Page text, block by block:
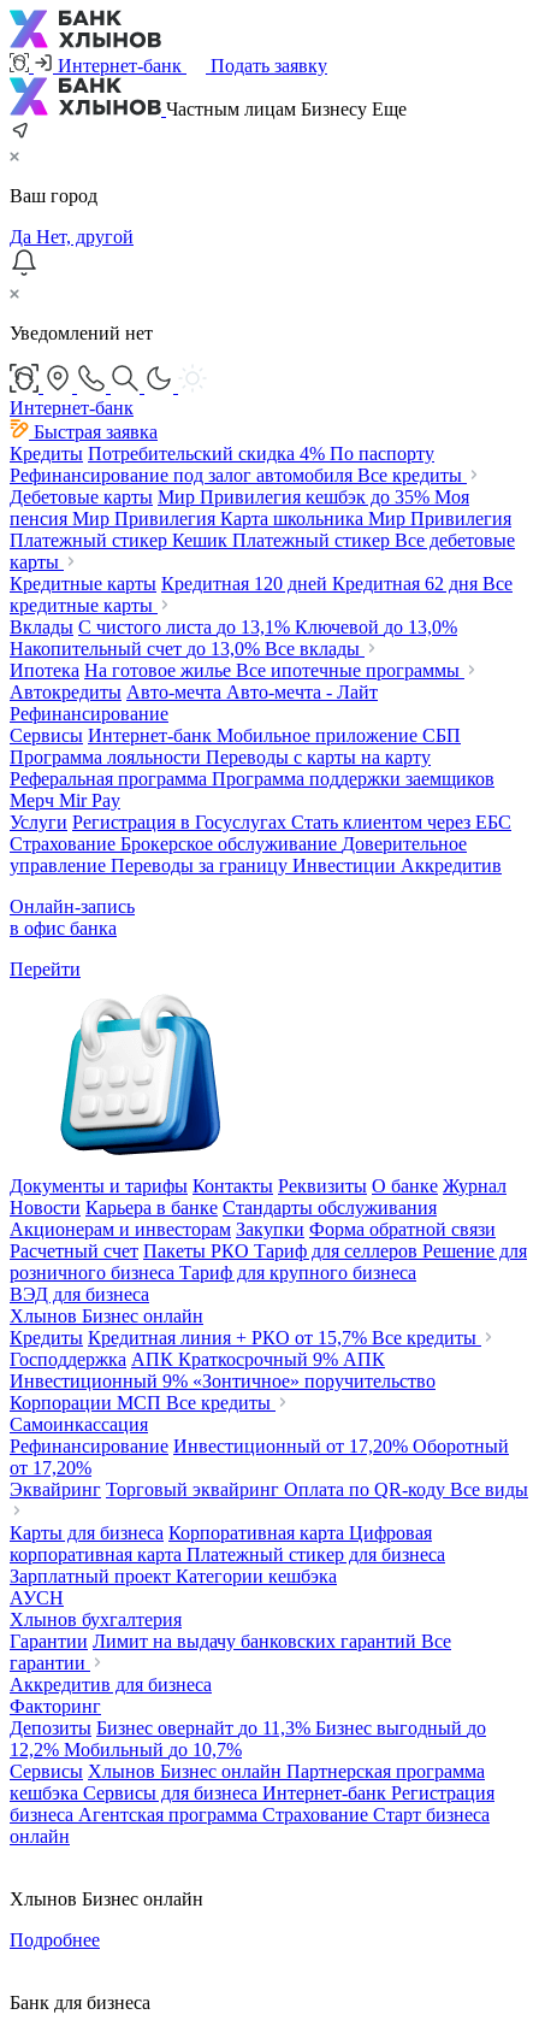
Интернет-банк Подать заявку
Частным лицам Бизнесу Еще
Ваш город
Да Нет, другой
Уведомлений нет
Интернет-банк
Быстрая заявка
Кредиты Потребительский скидка 4% По паспорту
Рефинансирование под залог автомобиля Все кредиты
Дебетовые карты Мир Привилегия кешбэк до 35% Моя
пенсия Мир Привилегия Карта школьника Мир Привилегия
Платежный стикер Кешик Платежный стикер Все дебетовые
карты
Кредитные карты Кредитная 120 дней Кредитная 62 дня Все
кредитные карты
Вклады С чистого листа до 13,1% Ключевой до 13,0%
Накопительный счет до 13,0% Все вклады
Ипотека На готовое жилье Все ипотечные программы
Автокредиты Авто-мечта Авто-мечта - Лайт
Рефинансирование
Сервисы Интернет-банк Мобильное приложение СБП
Программа лояльности Переводы с карты на карту
Реферальная программа Программа поддержки заемщиков
Мерч Mir Pay
Услуги Регистрация в Госуслугах Стать клиентом через ЕБС
Страхование Брокерское обслуживание Доверительное
управление Переводы за границу Инвестиции Аккредитив
Онлайн-запись
в офис банка
Перейти
Документы и тарифы Контакты Реквизиты О банке Журнал
Новости Карьера в банке Стандарты обслуживания
Акционерам и инвесторам Закупки Форма обратной связи
Расчетный счет Пакеты РКО Тариф для селлеров Решение для
розничного бизнеса Тариф для крупного бизнеса
ВЭД для бизнеса
Хлынов Бизнес онлайн
Кредиты Кредитная линия + РКО от 15,7% Все кредиты
Господдержка АПК Краткосрочный 9% АПК
Инвестиционный 9% «Зонтичное» поручительство
Корпорации МСП Все кредиты
Самоинкассация
Рефинансирование Инвестиционный от 17,20% Оборотный
от 17,20%
Эквайринг Торговый эквайринг Оплата по QR-коду Все виды
Карты для бизнеса Корпоративная карта Цифровая
корпоративная карта Платежный стикер для бизнеса
Зарплатный проект Категории кешбэка
АУСН
Хлынов бухгалтерия
Гарантии Лимит на выдачу банковских гарантий Все
гарантии
Аккредитив для бизнеса
Факторинг
Депозиты Бизнес овернайт до 11,3% Бизнес выгодный до
12,2% Мобильный до 10,7%
Сервисы Хлынов Бизнес онлайн Партнерская программа
кешбэка Сервисы для бизнеса Интернет-банк Регистрация
бизнеса Агентская программа Страхование Старт бизнеса
онлайн
Хлынов Бизнес онлайн
Подробнее
Банк для бизнеса